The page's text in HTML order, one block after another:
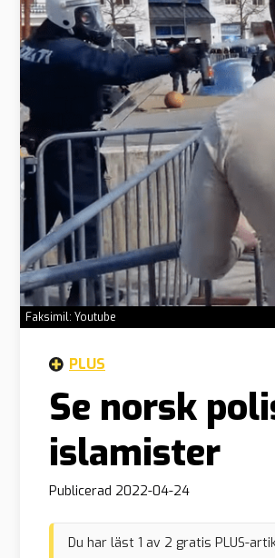
Faksimil: Youtube
PLUS
Se norsk
islamister
Publicerad 2022-04-24
Du har läst 1 av 2 gratis PLUS-